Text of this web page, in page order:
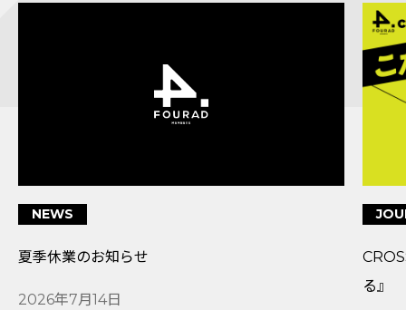
NEWS
夏季休業のお知らせ
2026年7月14日
る』